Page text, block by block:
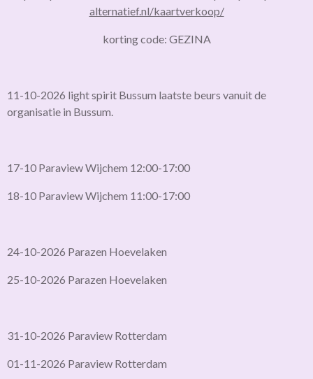
alternatief.nl/kaartverkoop/
korting code: GEZINA
11-10-2026 light spirit Bussum laatste beurs vanuit de
organisatie in Bussum.
17-10 Paraview Wijchem 12:00-17:00
18-10 Paraview Wijchem 11:00-17:00
24-10-2026 Parazen Hoevelaken
25-10-2026 Parazen Hoevelaken
31-10-2026 Paraview Rotterdam
01-11-2026 Paraview Rotterdam